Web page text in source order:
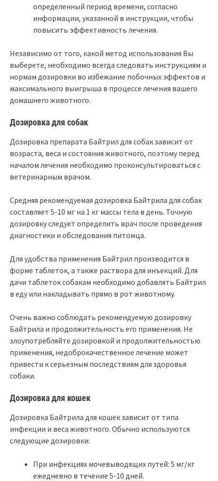
определенный период времени, согласно
информации, указанной в инструкции, чтобы
повысить эффективность лечения.
Независимо от того, какой метод использования Вы
выберете, необходимо всегда следовать инструкциям и
нормам дозировки во избежание побочных эффектов и
максимального выигрыша в процессе лечения вашего
домашнего животного.
Дозировка для собак
Дозировка препарата Байтрил для собак зависит от
возраста, веса и состояния животного, поэтому перед
началом лечения необходимо проконсультироваться с
ветеринарным врачом.
Средняя рекомендуемая дозировка Байтрила для собак
составляет 5-10 мг на 1 кг массы тела в день. Точную
дозировку следует определить врач после проведения
диагностики и обследования питомца.
Для удобства применения Байтрил производится в
форме таблеток, а также раствора для инъекций. Для
дачи таблеток собакам необходимо добавлять Байтрил
в еду или накладывать прямо в рот животному.
Очень важно соблюдать рекомендуемую дозировку
Байтрила и продолжительность его применения. Не
злоупотребляйте дозировкой и продолжительностью
применения, недоброкачественное лечение может
привести к серьезным последствиям для здоровья
собаки.
Дозировка для кошек
Дозировка Байтрила для кошек зависит от типа
инфекции и веса животного. Обычно используются
следующие дозировки:
При инфекциях мочевыводящих путей: 5 мг/кг
ежедневно в течение 5-10 дней.